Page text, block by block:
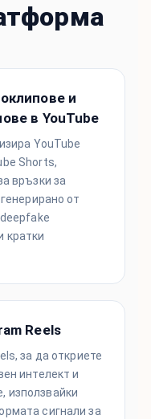
и
в YouTube
YouTube
Shorts,
връзки за
от
кратки
Reels
за да откриете
интелект и
сигнали за